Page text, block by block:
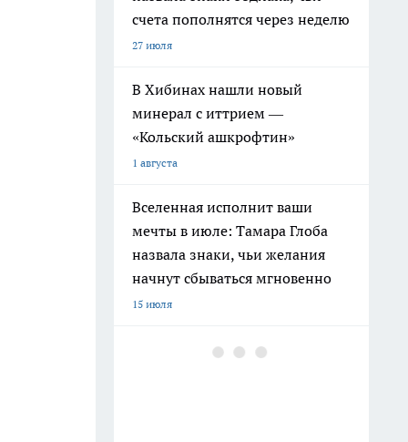
счета пополнятся через неделю
27 июля
В Хибинах нашли новый
минерал с иттрием —
«Кольский ашкрофтин»
1 августа
Вселенная исполнит ваши
мечты в июле: Тамара Глоба
назвала знаки, чьи желания
начнут сбываться мгновенно
15 июля
Ленинград окружен реками и